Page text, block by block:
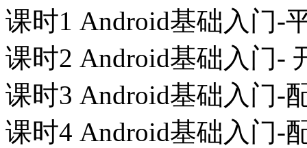
课时1 Android基础入门-
课时2 Android基础入门-
课时3 Android基础入门-
课时4 Android基础入门-